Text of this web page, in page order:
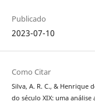
Publicado
2023-07-10
Como Citar
Silva, A. R. C., & Henrique
do século XIX: uma